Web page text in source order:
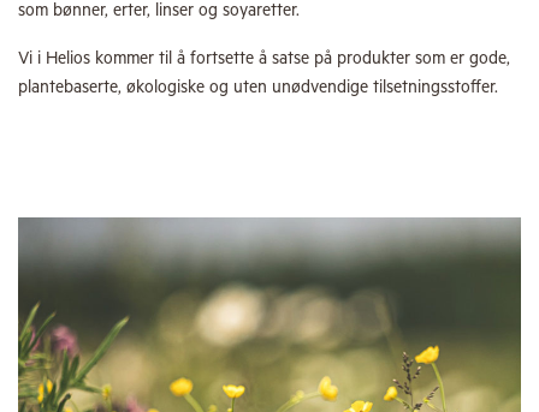
som bønner, erter, linser og soyaretter.
Vi i Helios kommer til å fortsette å satse på produkter som er gode,
plantebaserte, økologiske og uten unødvendige tilsetningsstoffer.